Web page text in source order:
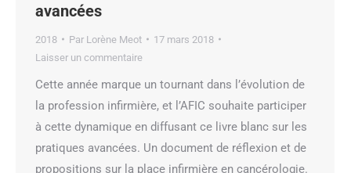
avancées
2018 Par Lorène Meot
17 mars 2018
Laisser un commentaire
Cette année marque un tournant dans l’évolution de
la profession infirmière, et l’AFIC souhaite participer
à cette dynamique en diffusant ce livre blanc sur les
pratiques avancées. Un document de réflexion et de
propositions sur la place infirmière en cancérologie.